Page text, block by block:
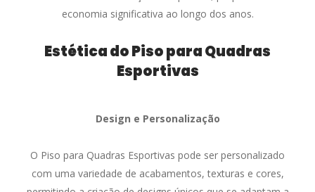
economia significativa ao longo dos anos.
Estética do Piso para Quadras
Esportivas
Design e Personalização
O Piso para Quadras Esportivas pode ser personalizado
com uma variedade de acabamentos, texturas e cores,